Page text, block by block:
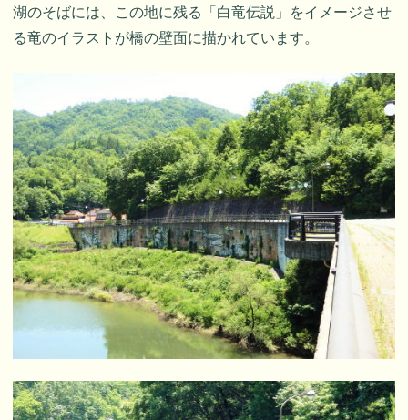
湖のそばには、この地に残る「白竜伝説」をイメージさせ
る竜のイラストが橋の壁面に描かれています。